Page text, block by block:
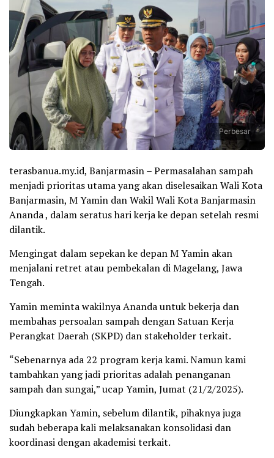
Perbesar
terasbanua.my.id, Banjarmasin – Permasalahan sampah
menjadi prioritas utama yang akan diselesaikan Wali Kota
Banjarmasin, M Yamin dan Wakil Wali Kota Banjarmasin
Ananda , dalam seratus hari kerja ke depan setelah resmi
dilantik.
Mengingat dalam sepekan ke depan M Yamin akan
menjalani retret atau pembekalan di Magelang, Jawa
Tengah.
Yamin meminta wakilnya Ananda untuk bekerja dan
membahas persoalan sampah dengan Satuan Kerja
Perangkat Daerah (SKPD) dan stakeholder terkait.
“Sebenarnya ada 22 program kerja kami. Namun kami
tambahkan yang jadi prioritas adalah penanganan
sampah dan sungai,” ucap Yamin, Jumat (21/2/2025).
Diungkapkan Yamin, sebelum dilantik, pihaknya juga
sudah beberapa kali melaksanakan konsolidasi dan
koordinasi dengan akademisi terkait.